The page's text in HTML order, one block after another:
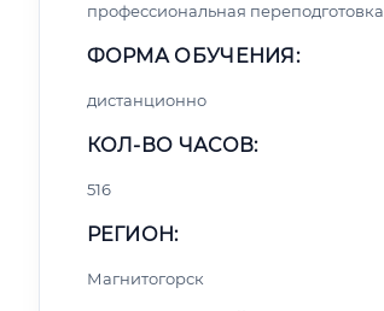
профессиональная переподготовка
ФОРМА ОБУЧЕНИЯ:
дистанционно
КОЛ-ВО ЧАСОВ:
516
РЕГИОН:
Магнитогорск